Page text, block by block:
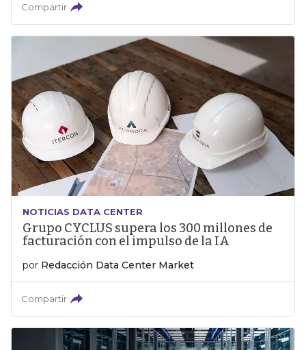
Compartir
NOTICIAS DATA CENTER
Grupo CYCLUS supera los 300 millones de
facturación con el impulso de la IA
por Redacción Data Center Market
Compartir